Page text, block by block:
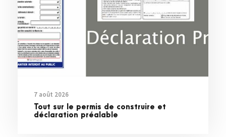
7 août 2026
Tout sur le permis de construire et
déclaration préalable